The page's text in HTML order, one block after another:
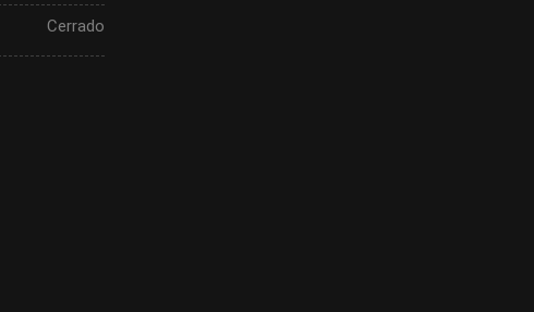
Cerrado